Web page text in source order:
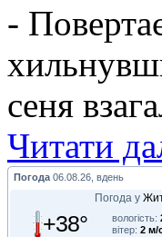
-
сеня
Читати
Погода 06.08.26, вдень
Погода у
+38° вологість:
вітер: 2 м/